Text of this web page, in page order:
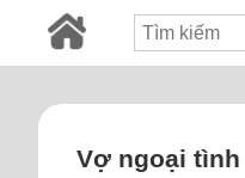
Vợ ngoại